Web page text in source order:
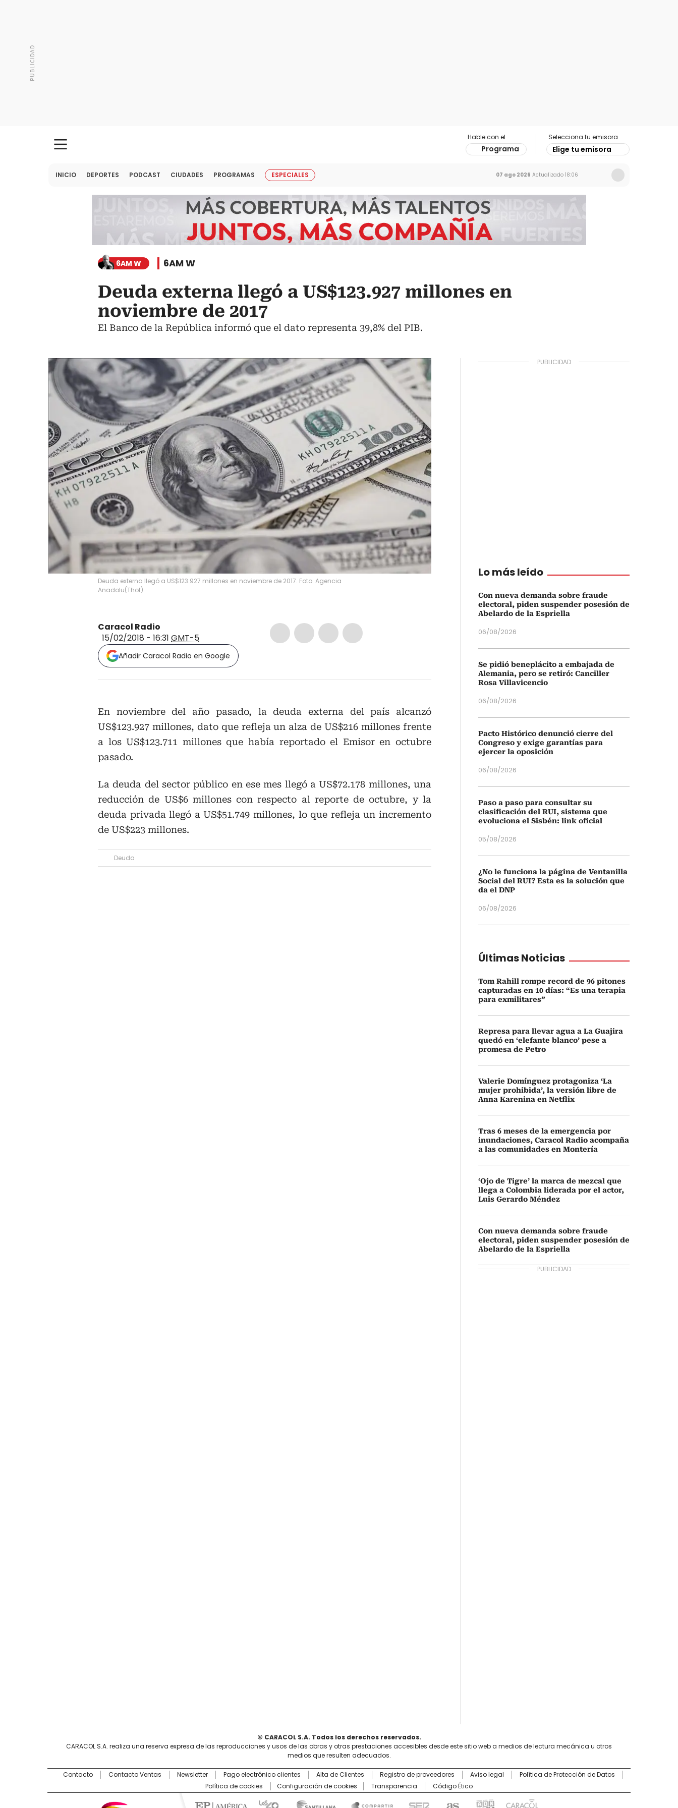
Hable con el
Programa
Selecciona tu emisora
Elige tu emisora
INICIO DEPORTES PODCAST CIUDADES PROGRAMAS ESPECIALES 07 ago 2026 Actualizado 18:06
6AM W 6AM W
Deuda externa llegó a US$123.927 millones en
noviembre de 2017
El Banco de la República informó que el dato representa 39,8% del PIB.
Deuda externa llegó a US$123.927 millones en noviembre de 2017. Foto: Agencia
Anadolu(Thot)
Caracol Radio
15/02/2018 - 16:31 GMT-5
Añadir Caracol Radio en Google
En noviembre del año pasado, la deuda externa del país alcanzó
US$123.927 millones, dato que refleja un alza de US$216 millones frente
a los US$123.711 millones que había reportado el Emisor en octubre
pasado.
La deuda del sector público en ese mes llegó a US$72.178 millones, una
reducción de US$6 millones con respecto al reporte de octubre, y la
deuda privada llegó a US$51.749 millones, lo que refleja un incremento
de US$223 millones.
Deuda
Lo más leído
Con nueva demanda sobre fraude
electoral, piden suspender posesión de
Abelardo de la Espriella
06/08/2026
Se pidió beneplácito a embajada de
Alemania, pero se retiró: Canciller
Rosa Villavicencio
06/08/2026
Pacto Histórico denunció cierre del
Congreso y exige garantías para
ejercer la oposición
06/08/2026
Paso a paso para consultar su
clasificación del RUI, sistema que
evoluciona el Sisbén: link oficial
05/08/2026
¿No le funciona la página de Ventanilla
Social del RUI? Esta es la solución que
da el DNP
06/08/2026
Últimas Noticias
Tom Rahill rompe record de 96 pitones
capturadas en 10 días: “Es una terapia
para exmilitares”
Represa para llevar agua a La Guajira
quedó en ‘elefante blanco’ pese a
promesa de Petro
Valerie Domínguez protagoniza ‘La
mujer prohibida’, la versión libre de
Anna Karenina en Netflix
Tras 6 meses de la emergencia por
inundaciones, Caracol Radio acompaña
a las comunidades en Montería
‘Ojo de Tigre’ la marca de mezcal que
llega a Colombia liderada por el actor,
Luis Gerardo Méndez
Con nueva demanda sobre fraude
electoral, piden suspender posesión de
Abelardo de la Espriella
© CARACOL S.A. Todos los derechos reservados.
CARACOL S.A. realiza una reserva expresa de las reproducciones y usos de las obras y otras prestaciones accesibles desde este sitio web a medios de lectura mecánica u otros
medios que resulten adecuados.
Contacto Contacto Ventas Newsletter Pago electrónico clientes Alta de Clientes Registro de proveedores Aviso legal
Política de Protección de Datos
Política de cookies
Configuración de cookies Transparencia Código Ético